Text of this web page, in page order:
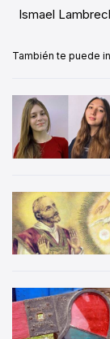
Ismael
También te puede